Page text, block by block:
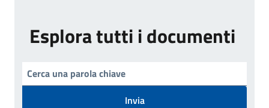
Esplora tutti i documenti
Invia